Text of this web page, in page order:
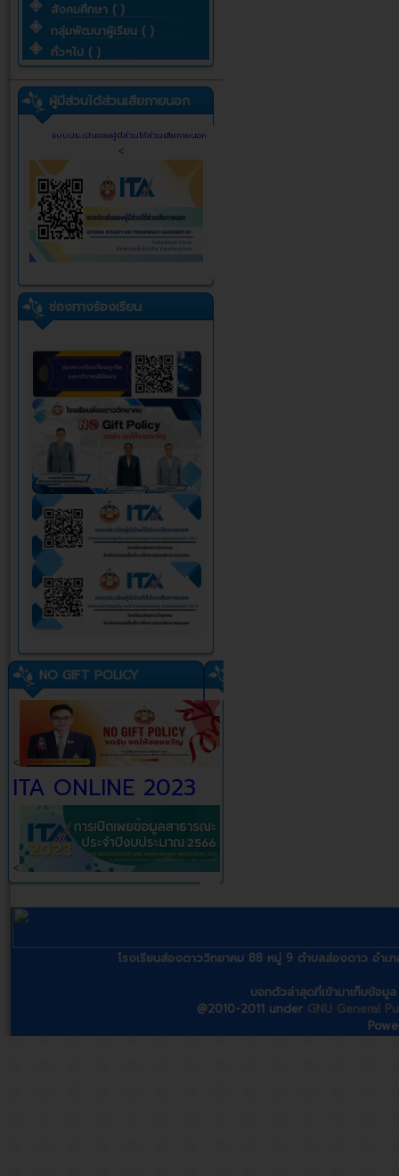
สังคมศึกษา ( )
กลุ่มพัฒนาผู้เรียน ( )
ทั่วๆไป ( )
ผู้มีส่วนได้ส่วนเสียภายนอก
แบบประเมินของผู้มีส่วนได้ส่วนเสียภายนอก
<
ช่องทางร้องเรียน
NO GIFT POLICY
<
ITA ONLINE 2023
<
โรงเรียนส่องดาววิทยาคม 88 หมู่ 9 ตำบลส่องดาว อำ
บอทตัวล่าสุดที่เข้ามาเก็บข้อมู
@2010-2011 under GNU General